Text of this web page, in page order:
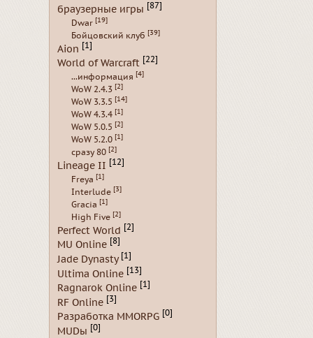
браузерные игры [87]
Dwar [19]
Бойцовский клуб [39]
Aion [1]
World of Warcraft [22]
...информация [4]
WoW 2.4.3 [2]
WoW 3.3.5 [14]
WoW 4.3.4 [1]
WoW 5.0.5 [2]
WoW 5.2.0 [1]
сразу 80 [2]
Lineage II [12]
Freya [1]
Interlude [3]
Gracia [1]
High Five [2]
Perfect World [2]
MU Online [8]
Jade Dynasty [1]
Ultima Online [13]
Ragnarok Online [1]
RF Online [3]
Разработка MMORPG [0]
MUDы [0]